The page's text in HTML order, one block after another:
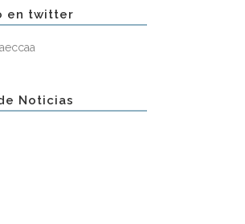
en twitter
Noticias